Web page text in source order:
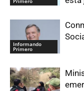
Informando
Primero